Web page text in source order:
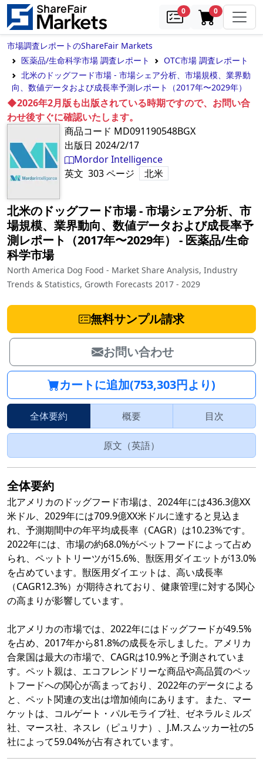
0samples0in cart
市場調査レポートのShareFair Markets
医薬品/生命科学市場 調査レポート
OTC市場 調査レポート
北米のドッグフード市場 - 市場シェア分析、市場規模、業界動
向、数値データおよび成長率予測レポート（2017年〜2029年）
◆2026年2月版も出版されている時期ですので、お問い合
わせ後すぐに確認いたします。
商品コード MD091190548BGX
出版日 2024/2/17
Mordor Intelligence
英文 303ページ 北米
北米のドッグフード市場 - 市場シェア分析、市
場規模、業界動向、数値データおよび成長率予
測レポート（2017年〜2029年）
‐ 医薬品/生命
科学市場
North America Dog Food - Market Share Analysis, Industry
Trends & Statistics, Growth Forecasts 2017 - 2029
無料サンプル請求
お問い合わせ
カートに追加(753,303円より)
全体要約 概要 目次
原文（英語）
全体要約
北アメリカのドッグフード市場は、2024年には436.3億XX
米ドル、2029年には709.9億XX米ドルに達すると見込ま
れ、予測期間中の年平均成長率（CAGR）は10.23%です。
2022年には、市場の約68.0%がペットフードによって占め
られ、ペットトリーツが15.6%、獣医用ダイエットが13.0%
を占めています。獣医用ダイエットは、高い成長率
（CAGR12.3%）が期待されており、健康管理に対する関心
の高まりが影響しています。
北アメリカの市場では、2022年にはドッグフードが49.5%
を占め、2017年から81.8%の成長を示しました。アメリカ
合衆国は最大の市場で、CAGRは10.9%と予測されていま
す。ペット親は、エコフレンドリーな商品や高品質のペッ
トフードへの関心が高まっており、2022年のデータによる
と、ペット関連の支出は増加傾向にあります。また、マー
ケットは、コルゲート・パルモライブ社、ゼネラルミルズ
社、マース社、ネスレ（ピュリナ）、J.M.スムッカー社の5
社によって59.04%が占有されています。